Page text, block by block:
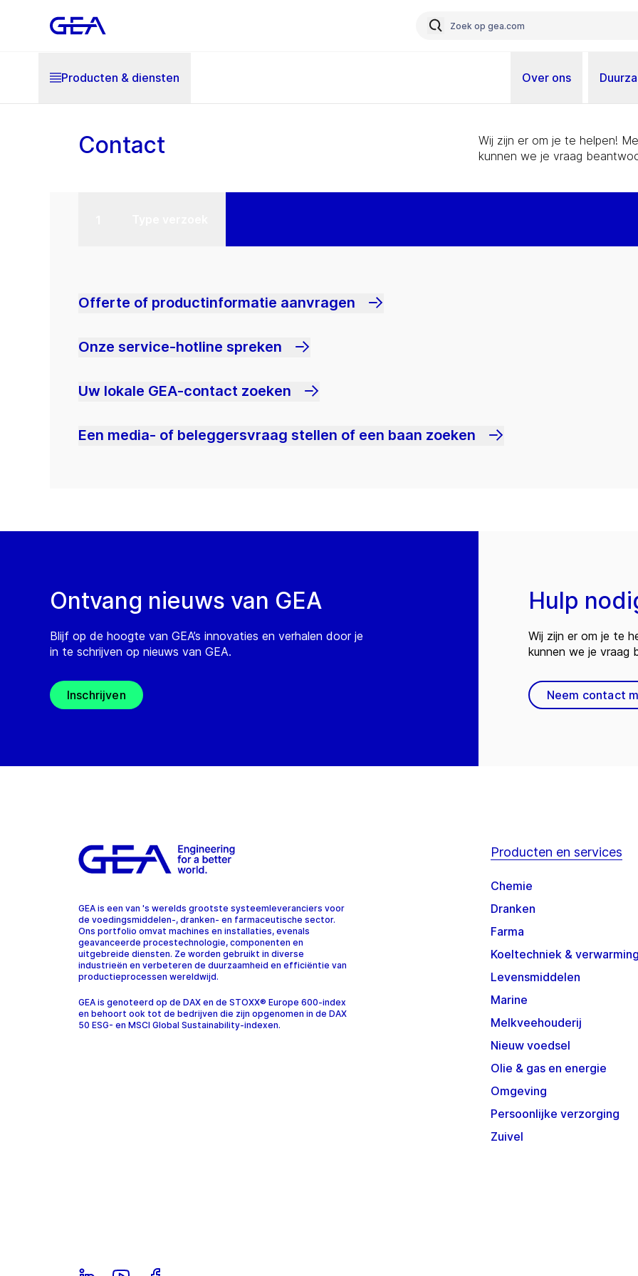
Producten & diensten Over ons
Contact
Wij zijn er om je te helpen!
kunnen we je vraag
Offerte of productinformatie aanvragen
Onze service-hotline spreken
Uw lokale GEA-contact zoeken
Een media- of beleggersvraag stellen of een baan zoeken
Ontvang nieuws van GEA
Blijf op de hoogte van GEA’s innovaties en verhalen door je
in te schrijven op nieuws van GEA.
Inschrijven
Hulp
Wij zijn er om je te
kunnen we je vraag
Neem contact
GEA is een van 's werelds grootste systeemleveranciers voor
de voedingsmiddelen-, dranken- en farmaceutische sector.
Ons portfolio omvat machines en installaties, evenals
geavanceerde procestechnologie, componenten en
uitgebreide diensten. Ze worden gebruikt in diverse
industrieën en verbeteren de duurzaamheid en efficiëntie van
productieprocessen wereldwijd.
GEA is genoteerd op de DAX en de STOXX® Europe 600-index
en behoort ook tot de bedrijven die zijn opgenomen in de DAX
50 ESG- en MSCI Global Sustainability-indexen.
Producten en services
Chemie
Dranken
Farma
Koeltechniek & verwarming
Levensmiddelen
Marine
Melkveehouderij
Nieuw voedsel
Olie & gas en energie
Omgeving
Persoonlijke verzorging
Zuivel